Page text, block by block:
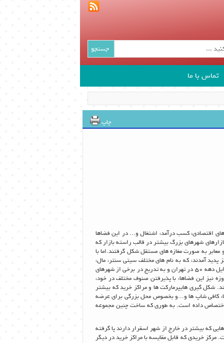
جستجو
تماس با ما
چاپ
اقتصادی، کسب درآمد، اشتغال و... در این فضاها
شهرهای بزرگ بیشتر در قالب راسته بازار که
معابر به صورت مغازه های مستقل شکل گرفتند.اما با
آمدند، که به نام های مختلف سیتی سنتر، مال،
پاساژ،هایپر و...نامیده شدند. در ایران نیز پدیده مجتمع ها و پاساژها از اواخر دهه چهل و اوایل دهه 50 در تهران و به تدریج در برخی از شهرهای
نیز این فضاها، با پذیرفتن صنوف مختلف در خود،
شکل گیری هایپرمارکت ها و مراکز خرید که بیشتر
کافی شاپ ها و...و بخصوص محل بزرگی برای عرضه
اختصاص داده است. به طوری که ساخت چنین مجموعه
که بیشتر در خارج از شهر اسقرار دارند پا گرفته
خریدی که قابل مقایسه با مراکز خرید در دیگر